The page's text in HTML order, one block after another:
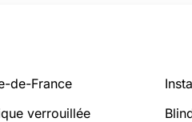
de-France
verrouillée